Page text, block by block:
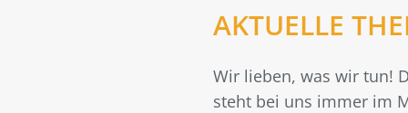
AKTUELLE
Wir lieben, was wir tun!
steht bei uns immer im